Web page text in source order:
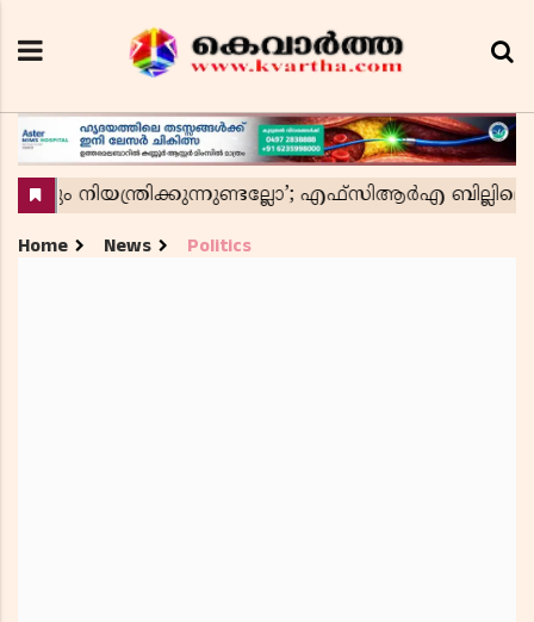
Home News Politics